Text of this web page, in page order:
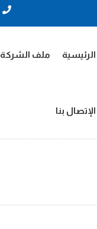
الرئيسية ملف الشركة
الإتصال بنا